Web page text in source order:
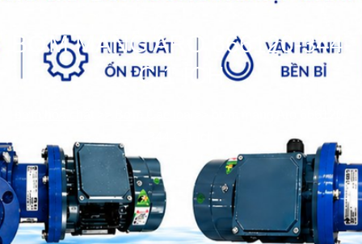
BƠM MÀNG ARO 666120-344-
C 1 ICH